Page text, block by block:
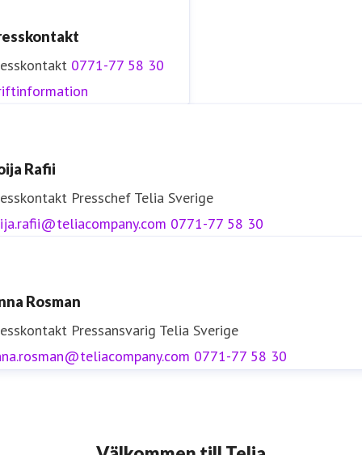
0771-77 58 30
Rafii
Presschef Telia Sverige
0771-77 58 30
Rosman
Pressansvarig Telia Sverige
0771-77 58 30